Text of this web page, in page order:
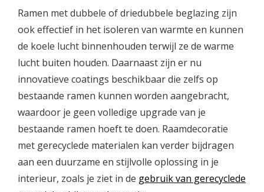
Ramen met dubbele of driedubbele beglazing zijn
ook effectief in het isoleren van warmte en kunnen
de koele lucht binnenhouden terwijl ze de warme
lucht buiten houden. Daarnaast zijn er nu
innovatieve coatings beschikbaar die zelfs op
bestaande ramen kunnen worden aangebracht,
waardoor je geen volledige upgrade van je
bestaande ramen hoeft te doen. Raamdecoratie
met gerecyclede materialen kan verder bijdragen
aan een duurzame en stijlvolle oplossing in je
interieur, zoals je ziet in de gebruik van gerecyclede